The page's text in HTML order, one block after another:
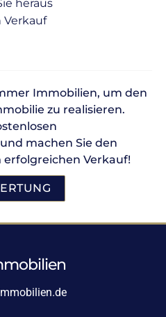
heraus
Verkauf
Immobilien, um den
zu realisieren.
machen Sie den
Verkauf!